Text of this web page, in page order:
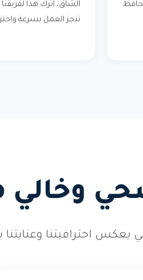
الشاق، اترك هذا
ننجز العمل بسرعة
وخالي
احترافيتنا وعنايتنا